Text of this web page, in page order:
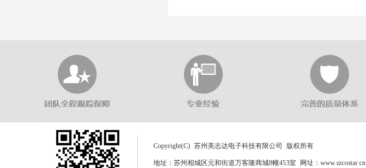
Copyright(C) 苏州美志达电子科技有限公司 版权所有
地址：苏州相城区元和街道万客隆商城8幢453室 网址：www.szcostar.cn